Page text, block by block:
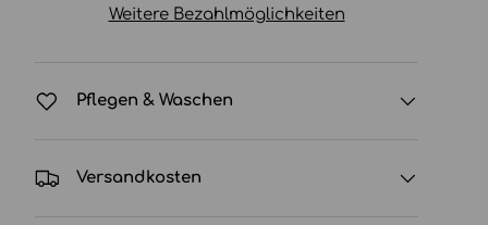
Weitere Bezahlmöglichkeiten
Pflegen & Waschen
Versandkosten